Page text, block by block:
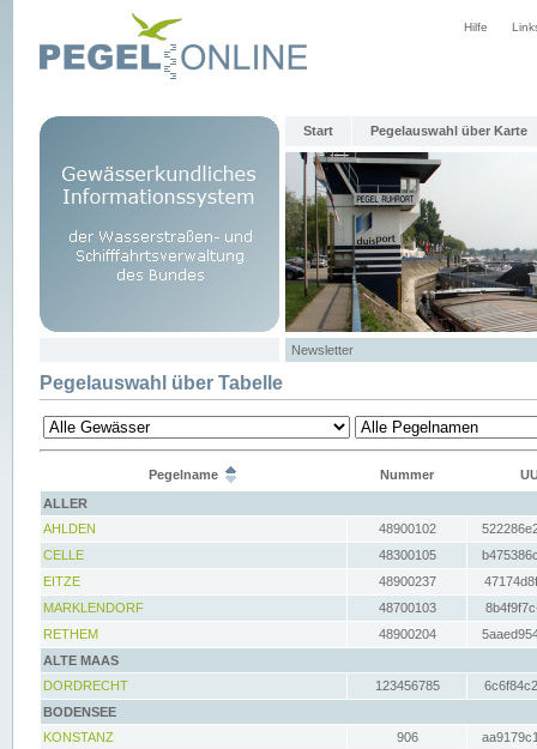
Hilfe
Start Pegelauswahl über Karte
Newsletter
Pegelauswahl über Tabelle
Pegelname Nummer
ALLER
AHLDEN
48900102
CELLE
48300105
EITZE
48900237
MARKLENDORF
48700103
RETHEM
48900204
ALTE MAAS
DORDRECHT
123456785
BODENSEE
KONSTANZ
906